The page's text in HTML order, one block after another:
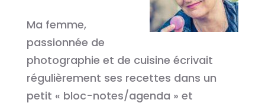
Ma femme,
passionnée de
photographie et de cuisine écrivait
régulièrement ses recettes dans un
petit « bloc-notes/agenda » et